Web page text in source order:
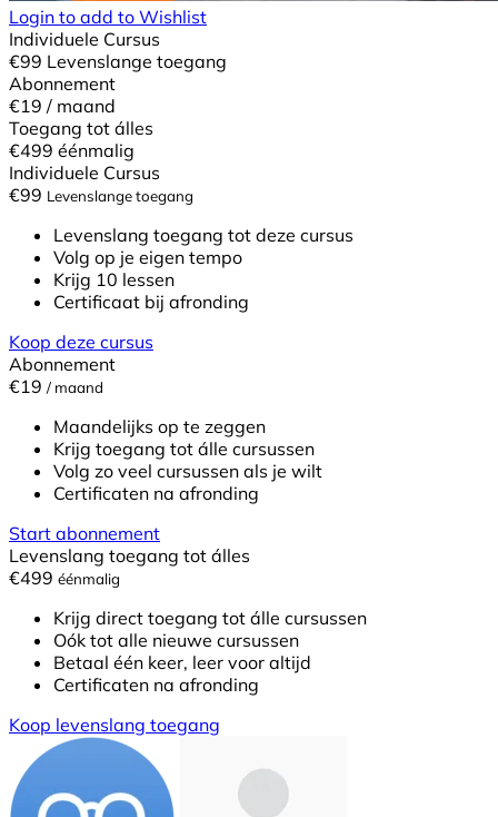
Login to add to Wishlist
Individuele Cursus
€99 Levenslange toegang
Abonnement
€19 / maand
Toegang tot álles
€499 éénmalig
Individuele Cursus
€99 Levenslange toegang
Levenslang toegang tot deze cursus
Volg op je eigen tempo
Krijg 10 lessen
Certificaat bij afronding
Koop deze cursus
Abonnement
€19 / maand
Maandelijks op te zeggen
Krijg toegang tot álle cursussen
Volg zo veel cursussen als je wilt
Certificaten na afronding
Start abonnement
Levenslang toegang tot álles
€499 éénmalig
Krijg direct toegang tot álle cursussen
Oók tot alle nieuwe cursussen
Betaal één keer, leer voor altijd
Certificaten na afronding
Koop levenslang toegang